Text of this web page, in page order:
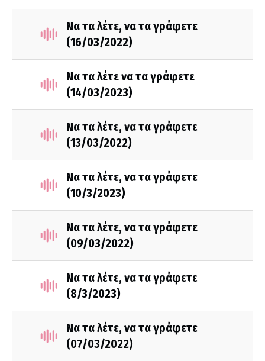
Να τα λέτε, να τα γράφετε
(16/03/2022)
Να τα λέτε να τα γράφετε
(14/03/2023)
Να τα λέτε, να τα γράφετε
(13/03/2022)
Να τα λέτε, να τα γράφετε
(10/3/2023)
Να τα λέτε, να τα γράφετε
(09/03/2022)
Να τα λέτε, να τα γράφετε
(8/3/2023)
Να τα λέτε, να τα γράφετε
(07/03/2022)